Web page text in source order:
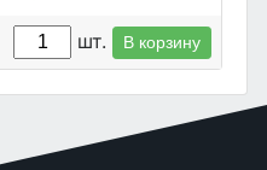
шт. В корзину